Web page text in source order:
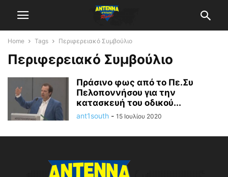
Home Tags Περιφερειακό Συμβούλιο
Περιφερειακό Συμβούλιο
Πράσινο φως από το Πε.Συ
Πελοποννήσου για την
κατασκευή του οδικού...
ant1south - 15 Ιουλίου 2020